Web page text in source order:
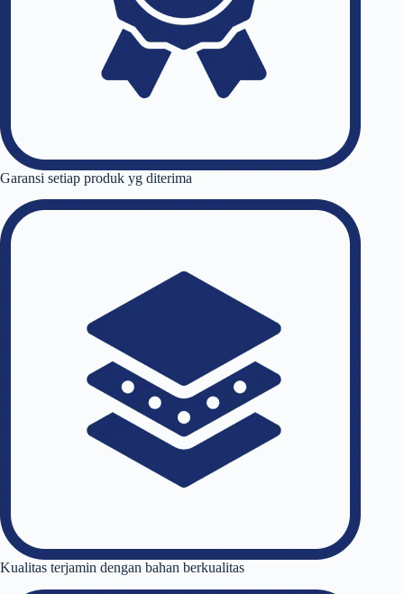
Garansi setiap produk yg diterima
Kualitas terjamin dengan bahan berkualitas